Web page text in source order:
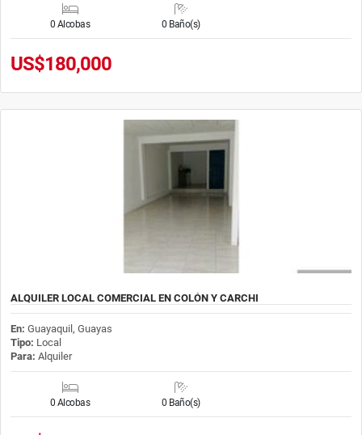
0 Alcobas 0 Baño(s)
US$180,000
ALQUILER LOCAL COMERCIAL EN COLÓN Y CARCHI
En: Guayaquil, Guayas
Tipo: Local
Para: Alquiler
0 Alcobas 0 Baño(s)